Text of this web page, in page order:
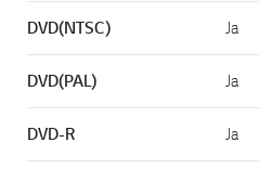
DVD(NTSC) Ja
DVD(PAL) Ja
DVD-R Ja